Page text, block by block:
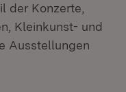
der Konzerte,
Kleinkunst- und
Ausstellungen